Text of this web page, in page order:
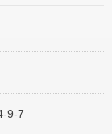
9-7